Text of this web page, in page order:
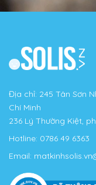
Địa chỉ: 245 Tân Sơn
Chí Minh
236 Lý Thường Kiệt,
Hotline: 0786 49 6363
Email: